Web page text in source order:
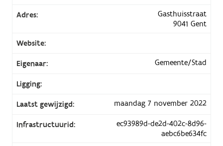
Adres:
Gasthuisstraat
9041 Gent
Website:
Eigenaar: Gemeente/Stad
Ligging:
Laatst gewijzigd: maandag 7 november 2022
Infrastructuurid:
ec93989d-de2d-402c-8d96-
aebc6be634fc